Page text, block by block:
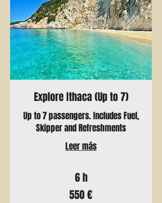
Explore Ithaca (Up to 7)
Up to 7 passengers. Includes Fuel,
Skipper and Refreshments
Leer más
6 h
550 €